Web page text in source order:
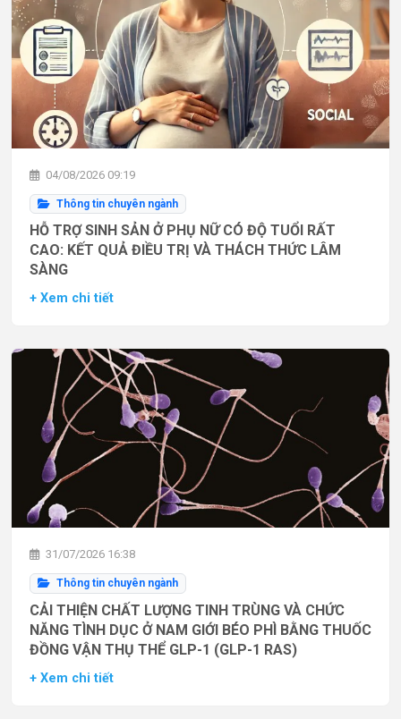
04/08/2026 09:19
Thông tin chuyên ngành
HỖ TRỢ SINH SẢN Ở PHỤ NỮ CÓ ĐỘ TUỔI RẤT
CAO: KẾT QUẢ ĐIỀU TRỊ VÀ THÁCH THỨC LÂM
SÀNG
+ Xem chi tiết
31/07/2026 16:38
Thông tin chuyên ngành
CẢI THIỆN CHẤT LƯỢNG TINH TRÙNG VÀ CHỨC
NĂNG TÌNH DỤC Ở NAM GIỚI BÉO PHÌ BẰNG THUỐC
ĐỒNG VẬN THỤ THỂ GLP-1 (GLP-1 RAS)
+ Xem chi tiết